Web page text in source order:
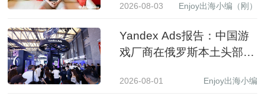
2026-08-03 Enjoy出海小编（刚）
Yandex Ads报告：中国游
戏厂商在俄罗斯本土头部应
2026-08-01 Enjoy出海小编